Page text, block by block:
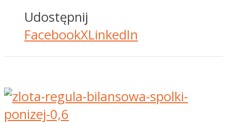
Udostępnij
FacebookXLinkedIn